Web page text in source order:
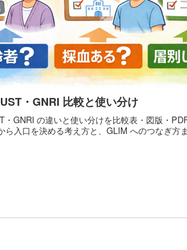
・GNRI 比較と使い分け
・GNRI の違いと使い分けを比較表・図版・
ら入口を決める考え方と、GLIM へのつなぎ方